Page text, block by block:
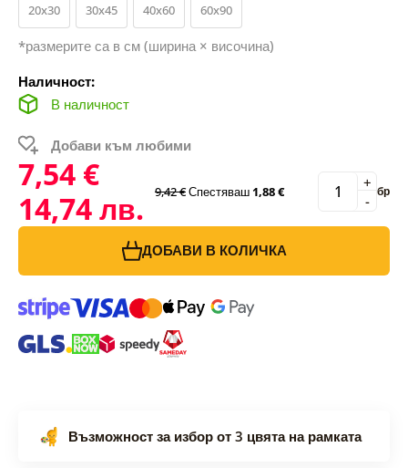
20x30 30x45 40x60 60x90
*размерите са в см (ширина × височина)
Наличност:
В наличност
Добави към любими
7,54 €
14,74 лв.
9,42 €Спестяваш1,88 € -
+ бр
ДОБАВИ В КОЛИЧКА
Възможност за избор от 3 цвята на рамката